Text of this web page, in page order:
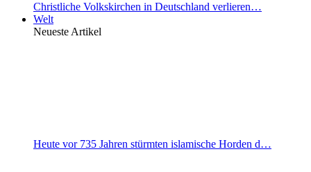
Christliche Volkskirchen in Deutschland verlieren…
Welt
Neueste Artikel
Heute vor 735 Jahren stürmten islamische Horden d…